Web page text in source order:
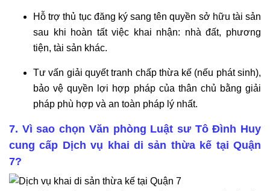
Hỗ trợ thủ tục đăng ký sang tên quyền sở hữu tài sản
sau khi hoàn tất việc khai nhận: nhà đất, phương
tiện, tài sản khác.
Tư vấn giải quyết tranh chấp thừa kế (nếu phát sinh),
bảo vệ quyền lợi hợp pháp của thân chủ bằng giải
pháp phù hợp và an toàn pháp lý nhất.
7. Vì sao chọn Văn phòng Luật sư Tô Đình Huy
cung cấp Dịch vụ khai di sản thừa kế tại Quận
7?